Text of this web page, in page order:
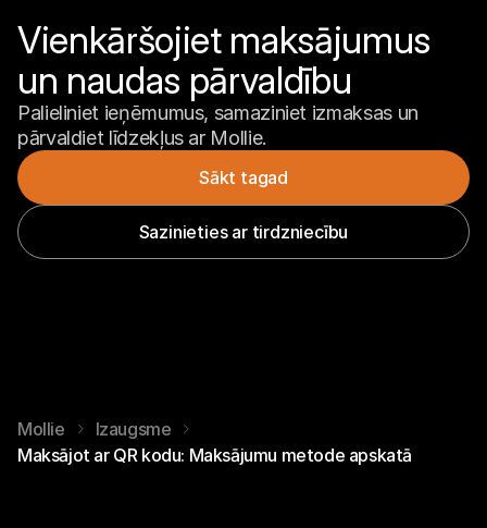
Vienkāršojiet maksājumus
un naudas pārvaldību
Palieliniet ieņēmumus, samaziniet izmaksas un
pārvaldiet līdzekļus ar Mollie.
Sākt tagad
Sazinieties ar tirdzniecību
Mollie
Izaugsme
Maksājot ar QR kodu: Maksājumu metode apskatā